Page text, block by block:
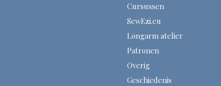
Cursussen
SewEzi.eu
Longarm atelier
Patronen
Overig
Geschiedenis